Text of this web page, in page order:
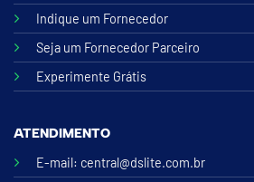
Indique um Fornecedor
Seja um Fornecedor Parceiro
Experimente Grátis
ATENDIMENTO
E-mail: central@dslite.com.br